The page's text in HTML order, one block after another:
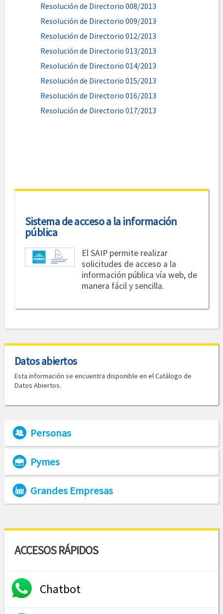
Resolución de Directorio 008/2013
Resolución de Directorio 009/2013
Resolución de Directorio 012/2013
Resolución de Directorio 013/2013
Resolución de Directorio 014/2013
Resolución de Directorio 015/2013
Resolución de Directorio 016/2013
Resolución de Directorio 017/2013
Sistema de acceso a la información
pública
El SAIP permite realizar
solicitudes de acceso a la
información pública vía web, de
manera fácil y sencilla.
Datos abiertos
Esta información se encuentra disponible en el Catálogo de
Datos Abiertos.
Personas
Pymes
Grandes Empresas
ACCESOS RÁPIDOS
Chatbot